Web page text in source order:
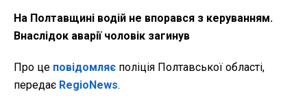
На Полтавщині водій не впорався з керуванням.
Внаслідок аварії чоловік загинув
Про це повідомляє поліція Полтавської області,
передає RegioNews.